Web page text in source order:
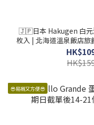
🇯🇵日本 Hakugen 白元
枚入 | 北海道溫泉飯店旅
後25-28個工
😎易襯又方便😎